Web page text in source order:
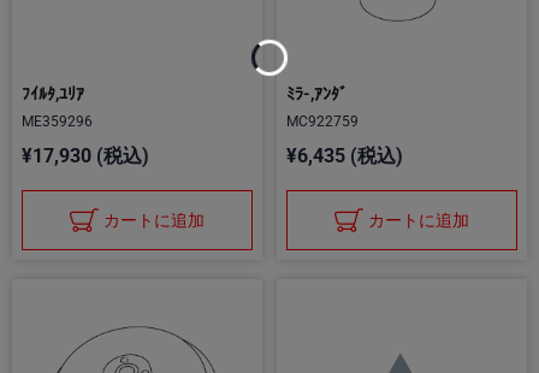
ﾌｲﾙﾀ,ﾕﾘｱ
ME359296
¥17,930 (税込)
カートに追加
ﾐﾗ-,ｱﾝﾀﾞ
MC922759
¥6,435 (税込)
カートに追加